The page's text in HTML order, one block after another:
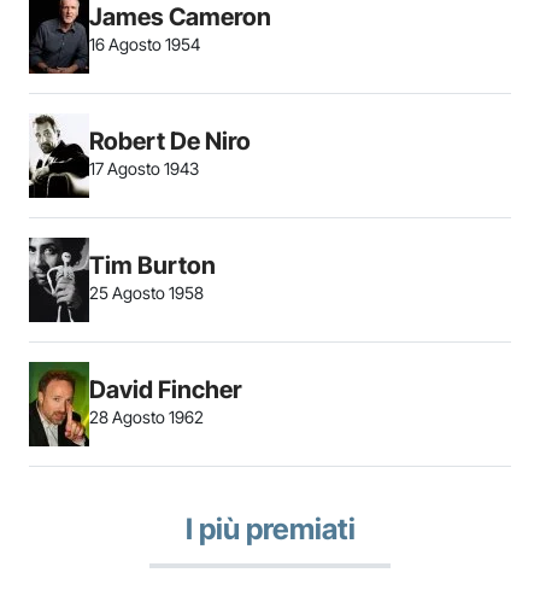
James Cameron
16 Agosto 1954
Robert De Niro
17 Agosto 1943
Tim Burton
25 Agosto 1958
David Fincher
28 Agosto 1962
I più premiati